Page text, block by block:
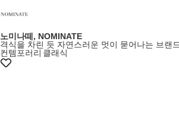
노미나떼, NOMINATE
격식을 차린 듯 자연스러운 멋이 묻어나는 브랜
컨템포러리 클래식